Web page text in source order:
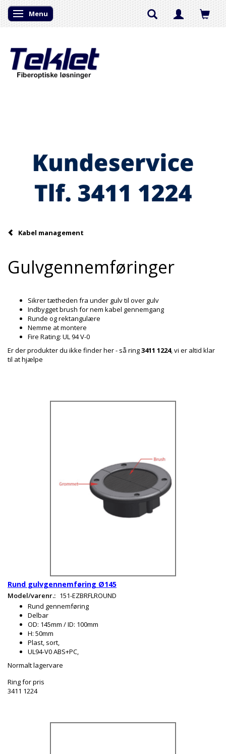
Skifte navigation
Menu
Kabel management
Gulvgennemføringer
Sikrer tætheden fra under gulv til over gulv
Indbygget brush for nem kabel gennemgang
Runde og rektangulære
Nemme at montere
Fire Rating: UL 94 V-0
Er der produkter du ikke finder her - så ring3411 1224, vi er altid klar
til at hjælpe
Rund gulvgennemføring Ø145
Model/varenr.: 151-EZBRFLROUND
Rund gennemføring
Delbar
OD: 145mm / ID: 100mm
H: 50mm
Plast, sort,
UL94-V0 ABS+PC,
Normalt lagervare
Ring for pris
3411 1224